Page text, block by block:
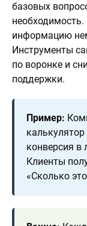
базовых
информацию
Инструменты
по воронке и
поддержки.
Пример:
конверсия в
Клиенты
«Сколько